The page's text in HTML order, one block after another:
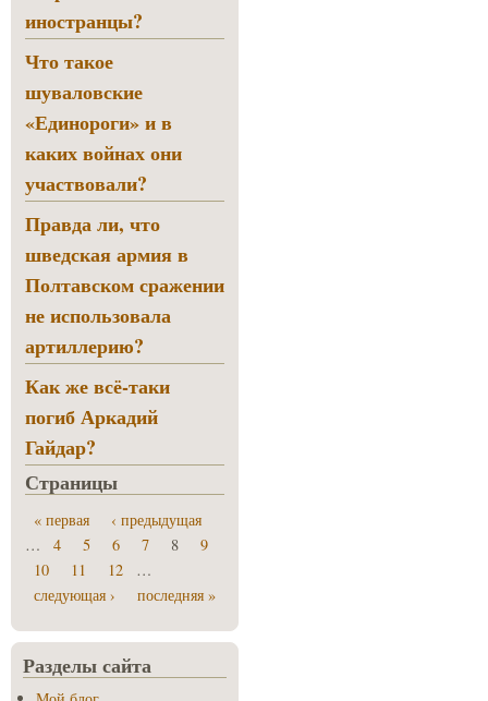
иностранцы?
Что такое
шуваловские
«Единороги» и в
каких войнах они
участвовали?
Правда ли, что
шведская армия в
Полтавском сражении
не использовала
артиллерию?
Как же всё-таки
погиб Аркадий
Гайдар?
Страницы
« первая
‹ предыдущая
…
4 5 6 7 8
9
10
11 12
…
следующая ›
последняя »
Разделы сайта